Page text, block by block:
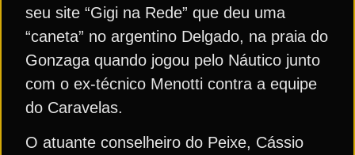
seu site “Gigi na Rede” que deu uma
“caneta” no argentino Delgado, na praia do
Gonzaga quando jogou pelo Náutico junto
com o ex-técnico Menotti contra a equipe
do Caravelas.
O atuante conselheiro do Peixe, Cássio